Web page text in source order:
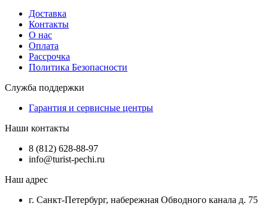
Доставка
Контакты
О нас
Оплата
Рассрочка
Политика Безопасности
Служба поддержки
Гарантия и сервисные центры
Наши контакты
8 (812) 628-88-97
info@turist-pechi.ru
Наш адрес
г. Санкт-Петербург, набережная Обводного канала д. 75